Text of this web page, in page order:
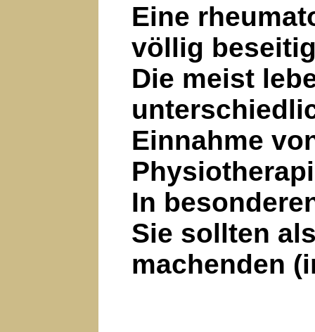
Eine
völlig
Die meist
Einnahme
In
Sie sollten
machenden